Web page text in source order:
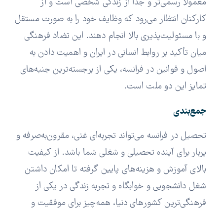
معمولاً رسمی‌تر و جدا از زندگی شخصی است و از
کارکنان انتظار می‌رود که وظایف خود را به صورت مستقل
و با مسئولیت‌پذیری بالا انجام دهند. این تضاد فرهنگی
میان تأکید بر روابط انسانی در ایران و اهمیت دادن به
اصول و قوانین در فرانسه، یکی از برجسته‌ترین جنبه‌های
تمایز این دو ملت است.
جمع‌بندی
تحصیل در فرانسه می‌تواند تجربه‌ای غنی، مقرون‌به‌صرفه و
پربار برای آینده تحصیلی و شغلی شما باشد. از کیفیت
بالای آموزش و هزینه‌های پایین گرفته تا امکان داشتن
شغل دانشجویی و خوابگاه و تجربه زندگی در یکی از
فرهنگی‌ترین کشورهای دنیا، همه‌چیز برای موفقیت و